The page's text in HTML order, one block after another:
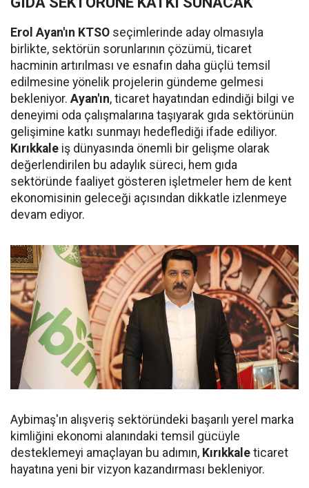
Erol Ayan'ın KTSO seçimlerinde aday olmasıyla
birlikte, sektörün sorunlarının çözümü, ticaret
hacminin artırılması ve esnafın daha güçlü temsil
edilmesine yönelik projelerin gündeme gelmesi
bekleniyor. Ayan'ın, ticaret hayatından edindiği bilgi ve
deneyimi oda çalışmalarına taşıyarak gıda sektörünün
gelişimine katkı sunmayı hedeflediği ifade ediliyor.
Kırıkkale iş dünyasında önemli bir gelişme olarak
değerlendirilen bu adaylık süreci, hem gıda
sektöründe faaliyet gösteren işletmeler hem de kent
ekonomisinin geleceği açısından dikkatle izlenmeye
devam ediyor.
Aybimaş'ın alışveriş sektöründeki başarılı yerel marka
kimliğini ekonomi alanındaki temsil gücüyle
desteklemeyi amaçlayan bu adımın, Kırıkkale ticaret
hayatına yeni bir vizyon kazandırması bekleniyor.